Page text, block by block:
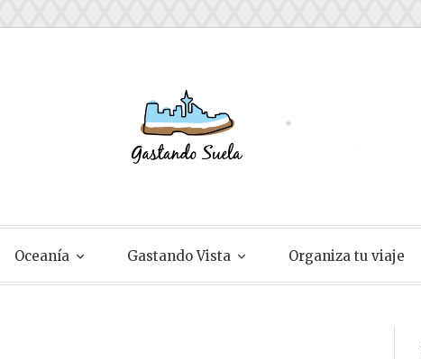
Oceanía Gastando Vista Organiza tu viaje